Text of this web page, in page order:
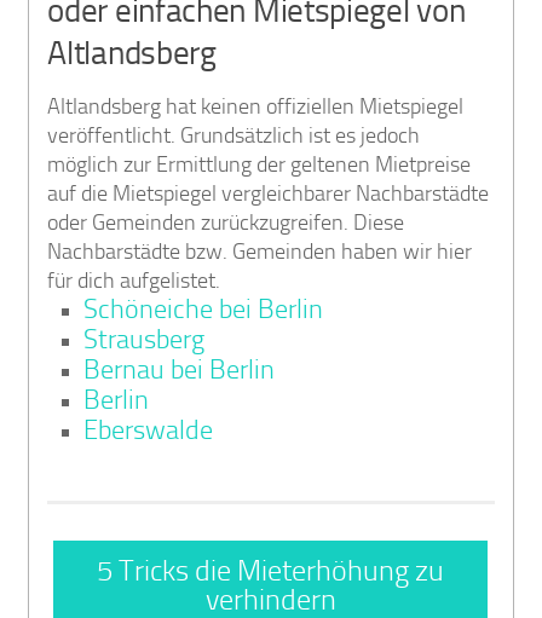
oder einfachen Mietspiegel von
Altlandsberg
Altlandsberg hat keinen offiziellen Mietspiegel
veröffentlicht. Grundsätzlich ist es jedoch
möglich zur Ermittlung der geltenen Mietpreise
auf die Mietspiegel vergleichbarer Nachbarstädte
oder Gemeinden zurückzugreifen. Diese
Nachbarstädte bzw. Gemeinden haben wir hier
für dich aufgelistet.
Schöneiche bei Berlin
Strausberg
Bernau bei Berlin
Berlin
Eberswalde
5 Tricks die Mieterhöhung zu
verhindern